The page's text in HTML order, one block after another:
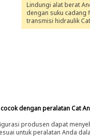
Lindungi alat berat
dengan suku cadang
transmisi hidraulik
drive train efisiensi
dengan peralatan Cat
produsen dapat
untuk peralatan Anda